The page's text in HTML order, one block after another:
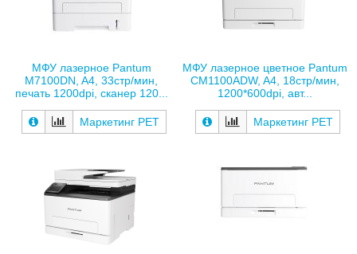
МФУ лазерное Pantum
M7100DN, A4, 33стр/мин,
печать 1200dpi, сканер 120...
Маркетинг РЕТ
МФУ лазерное цветное Pantum
CM1100ADW, A4, 18стр/мин,
1200*600dpi, авт...
Маркетинг РЕТ